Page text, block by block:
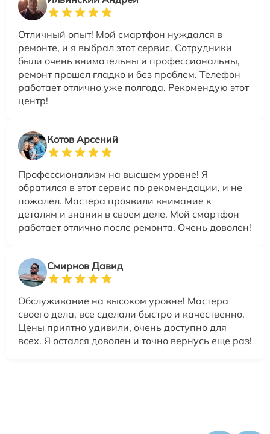
Отличный опыт! Мой смартфон нуждался в
ремонте, и я выбрал этот сервис. Сотрудники
были очень внимательны и профессиональны,
ремонт прошел гладко и без проблем. Телефон
работает отлично уже полгода. Рекомендую этот
центр!
Котов Арсений
Профессионализм на высшем уровне! Я
обратился в этот сервис по рекомендации, и не
пожалел. Мастера проявили внимание к
деталям и знания в своем деле. Мой смартфон
работает отлично после ремонта. Очень доволен!
Смирнов Давид
Обслуживание на высоком уровне! Мастера
своего дела, все сделали быстро и качественно.
Цены приятно удивили, очень доступно для
всех. Я остался доволен и точно вернусь еще раз!